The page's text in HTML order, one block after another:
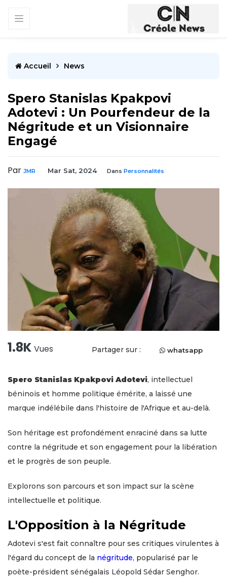
Accueil News
Spero Stanislas Kpakpovi
Adotevi : Un Pourfendeur de la
Négritude et un Visionnaire
Engagé
Par JMR Mar Sat, 2024 Dans Personnalités
1.8K Vues Partager sur : whatsapp
Spero Stanislas Kpakpovi Adotevi, intellectuel
béninois et homme politique émérite, a laissé une
marque indélébile dans l'histoire de l'Afrique et au-delà.
Son héritage est profondément enraciné dans sa lutte
contre la négritude et son engagement pour la libération
et le progrès de son peuple.
Explorons son parcours et son impact sur la scène
intellectuelle et politique.
L'Opposition à la Négritude
Adotevi s'est fait connaître pour ses critiques virulentes à
l'égard du concept de la négritude, popularisé par le
poète-président sénégalais Léopold Sédar Senghor.